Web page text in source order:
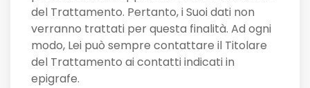
del Trattamento. Pertanto, i Suoi dati non
verranno trattati per questa finalità. Ad ogni
modo, Lei può sempre contattare il Titolare
del Trattamento ai contatti indicati in
epigrafe.